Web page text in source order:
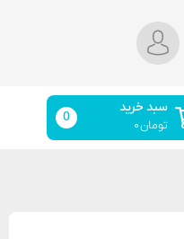
سبد خرید
۰تومان 0